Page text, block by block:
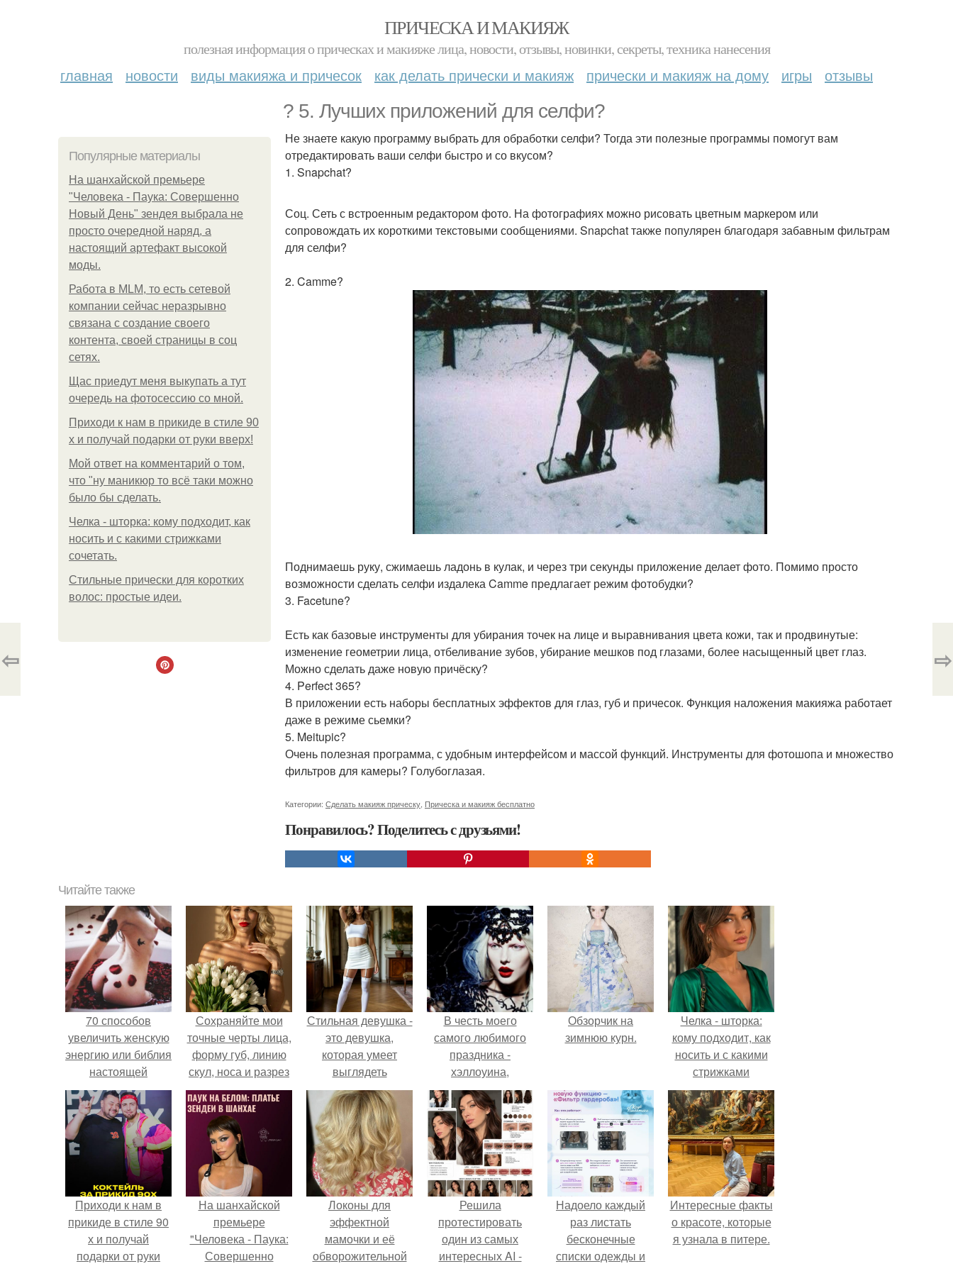
ПРИЧЕСКА И МАКИЯЖ
полезная информация о прическах и макияже лица, новости, отзывы, новинки, секреты, техника нанесения
главная новости виды макияжа и причесок как делать прически и макияж прически и макияж на дому игры отзывы
? 5. Лучших приложений для селфи?
Популярные материалы
На шанхайской премьере
"Человека - Паука: Совершенно
Новый День" зендея выбрала не
просто очередной наряд, а
настоящий артефакт высокой
моды.
Работа в MLM, то есть сетевой
компании сейчас неразрывно
связана с создание своего
контента, своей страницы в соц
сетях.
Щас приедут меня выкупать а тут
очередь на фотосессию со мной.
Приходи к нам в прикиде в стиле 90
х и получай подарки от руки вверх!
Мой ответ на комментарий о том,
что "ну маникюр то всё таки можно
было бы сделать.
Челка - шторка: кому подходит, как
носить и с какими стрижками
сочетать.
Стильные прически для коротких
волос: простые идеи.
Не знаете какую программу выбрать для обработки селфи? Тогда эти полезные программы помогут вам
отредактировать ваши селфи быстро и со вкусом?
1. Snapchat?
Соц. Сеть с встроенным редактором фото. На фотографиях можно рисовать цветным маркером или
сопровождать их короткими текстовыми сообщениями. Snapchat также популярен благодаря забавным фильтрам
для селфи?
2. Camme?
Поднимаешь руку, сжимаешь ладонь в кулак, и через три секунды приложение делает фото. Помимо просто
возможности сделать селфи издалека Camme предлагает режим фотобудки?
3. Facetune?
Есть как базовые инструменты для убирания точек на лице и выравнивания цвета кожи, так и продвинутые:
изменение геометрии лица, отбеливание зубов, убирание мешков под глазами, более насыщенный цвет глаз.
Можно сделать даже новую причёску?
4. Perfect 365?
В приложении есть наборы бесплатных эффектов для глаз, губ и причесок. Функция наложения макияжа работает
даже в режиме сьемки?
5. Meitupic?
Очень полезная программа, с удобным интерфейсом и массой функций. Инструменты для фотошопа и множество
фильтров для камеры? Голубоглазая.
Категории: Сделать макияж прическу Прическа и макияж бесплатно
Понравилось? Поделитесь с друзьями!
⇦ ⇨
Читайте также
70 способов
увеличить женскую
энергию или библия
настоящей
женщины.
Сохраняйте мои
точные черты лица,
форму губ, линию
скул, носа и разрез
глаз.
Стильная девушка -
это девушка,
которая умеет
выглядеть
привлекательно и
элегантно в любои
ситуации.
В честь моего
самого любимого
праздника -
хэллоуина,
объявляю супер
крутой фото -
проект!
Обзорчик на
зимнюю курн.
Челка - шторка:
кому подходит, как
носить и с какими
стрижками
сочетать.
Приходи к нам в
прикиде в стиле 90
х и получай
подарки от руки
На шанхайской
премьере
"Человека - Паука:
Совершенно
Локоны для
эффектной
мамочки и её
обворожительной
Решила
протестировать
один из самых
интересных AI -
Надоело каждый
раз листать
бесконечные
списки одежды и
Интересные факты
о красоте, которые
я узнала в питере.